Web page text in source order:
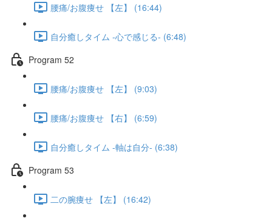
腰痛/お腹痩せ 【左】 (16:44)
自分癒しタイム -心で感じる- (6:48)
Program 52
腰痛/お腹痩せ 【左】 (9:03)
腰痛/お腹痩せ 【右】 (6:59)
自分癒しタイム -軸は自分- (6:38)
Program 53
二の腕痩せ 【左】 (16:42)